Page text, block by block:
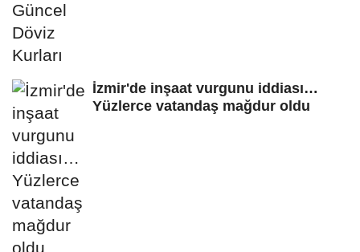
İzmir'de inşaat vurgunu iddiası…
Yüzlerce vatandaş mağdur oldu